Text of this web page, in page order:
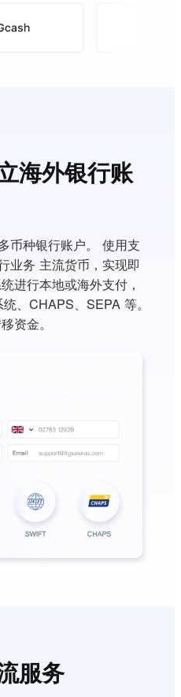
海外银行账
币种银行账户。 使用支
业务 主流货币，实现即
进行本地或海外支付，
、CHAPS、SEPA 等。
资金。
服务